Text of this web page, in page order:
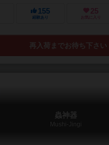
155
経験あり
25
お気に入り
再入荷までお待ち下さい
蟲神器
Mushi-Jingi